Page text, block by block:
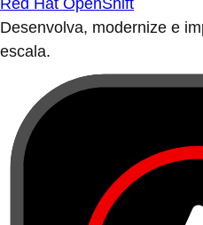
Red Hat OpenShift
Desenvolva, modernize e
escala.